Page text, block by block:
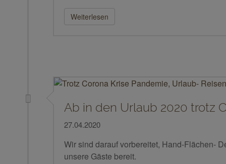
Weiterlesen
Ab in den Urlaub 2020 trotz
27.04.2020
Wir sind darauf vorbereitet, Hand-Flächen-
unsere Gäste bereit.